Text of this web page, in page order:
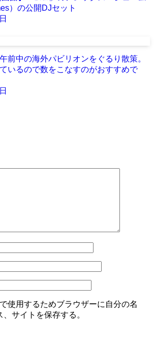
）の公開DJセット
前中の海外パビリオンをぐるり散策。
いるので数をこなすのがおすすめで
使用するためブラウザーに自分の名
サイトを保存する。